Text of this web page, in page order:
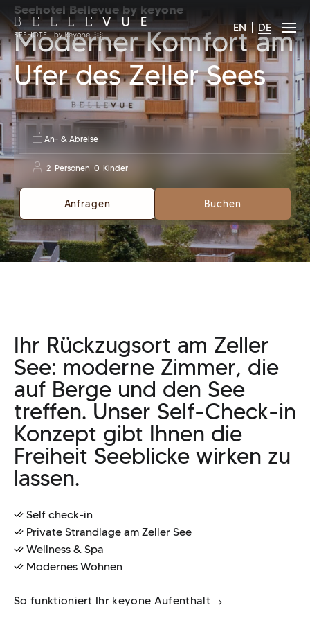
EN DE
Seehotel Bellevue by keyone
Moderner Komfort am
Ufer des Zeller Sees
An- & Abreise
2 Personen 0 Kinder
18 Jahre und älter
2
0
Anfragen Buchen
Ihr Rückzugsort am Zeller
See: moderne Zimmer, die
auf Berge und den See
treffen. Unser Self-Check-in
Konzept gibt Ihnen die
Freiheit Seeblicke wirken zu
lassen.
Self check-in
Private Strandlage am Zeller See
Wellness & Spa
Modernes Wohnen
So funktioniert Ihr keyone Aufenthalt